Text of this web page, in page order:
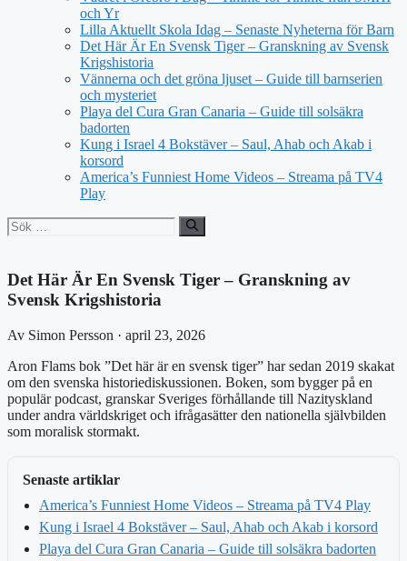
och Yr
Lilla Aktuellt Skola Idag – Senaste Nyheterna för Barn
Det Här Är En Svensk Tiger – Granskning av Svensk
Krigshistoria
Vännerna och det gröna ljuset – Guide till barnserien
och mysteriet
Playa del Cura Gran Canaria – Guide till solsäkra
badorten
Kung i Israel 4 Bokstäver – Saul, Ahab och Akab i
korsord
America’s Funniest Home Videos – Streama på TV4
Play
Sök
efter:
Det Här Är En Svensk Tiger – Granskning av
Svensk Krigshistoria
Av Simon Persson · april 23, 2026
Aron Flams bok ”Det här är en svensk tiger” har sedan 2019 skakat
om den svenska historiediskussionen. Boken, som bygger på en
populär podcast, granskar Sveriges förhållande till Nazityskland
under andra världskriget och ifrågasätter den nationella självbilden
som moralisk stormakt.
Senaste artiklar
America’s Funniest Home Videos – Streama på TV4 Play
Kung i Israel 4 Bokstäver – Saul, Ahab och Akab i korsord
Playa del Cura Gran Canaria – Guide till solsäkra badorten